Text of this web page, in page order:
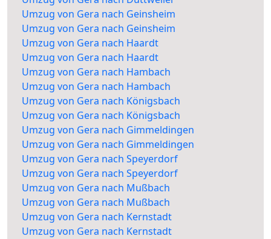
Umzug von Gera nach Geinsheim
Umzug von Gera nach Geinsheim
Umzug von Gera nach Haardt
Umzug von Gera nach Haardt
Umzug von Gera nach Hambach
Umzug von Gera nach Hambach
Umzug von Gera nach Königsbach
Umzug von Gera nach Königsbach
Umzug von Gera nach Gimmeldingen
Umzug von Gera nach Gimmeldingen
Umzug von Gera nach Speyerdorf
Umzug von Gera nach Speyerdorf
Umzug von Gera nach Mußbach
Umzug von Gera nach Mußbach
Umzug von Gera nach Kernstadt
Umzug von Gera nach Kernstadt